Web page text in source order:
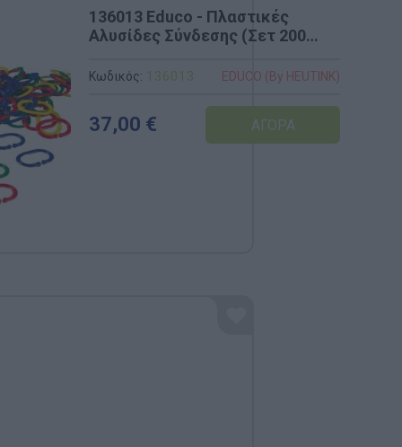
136013 Educo - Πλαστικές
Αλυσίδες Σύνδεσης (Σετ 200
Κωδικός: 136013 EDUCO (By HEUTINK)
37,00 €